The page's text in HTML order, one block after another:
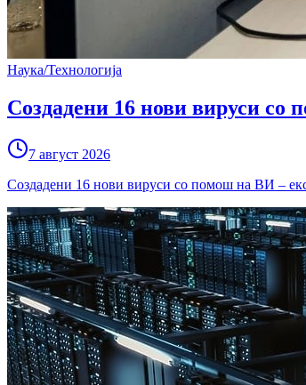
Наука/Технологија
Создадени 16 нови вируси со
7 август 2026
Создадени 16 нови вируси со помош на ВИ –